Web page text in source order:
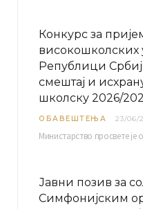
Конкурс за
високошколских
Републици
смештај и
школску 2026/
ОБАВЕШТЕЊА 23/06/
Јавни позив за
Симфонијским